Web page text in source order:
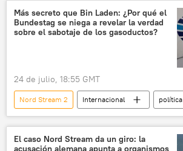
Más secreto que Bin Laden: ¿Por qué el
Bundestag se niega a revelar la verdad
sobre el sabotaje de los gasoductos?
24 de julio, 18:55 GMT
Nord Stream 2 Internacional
política
seguridad
Osama bin Laden
Bundestag
Alternativa para Alemania
El caso Nord Stream da un giro: la
acusación alemana apunta a organismos